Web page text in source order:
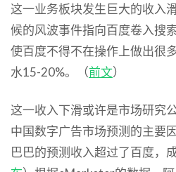
这一业务板块发生巨大的收入
候的风波事件指向百度卷入搜
使百度不得不在操作上做出很
水15-20%。（前文）
这一收入下滑或许是市场研究
中国数字广告市场预测的主要
巴巴的预测收入超过了百度，